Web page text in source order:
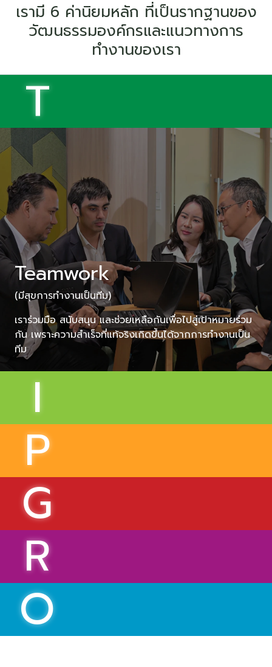
เรามี 6 ค่านิยมหลัก ที่เป็นรากฐานของ
วัฒนธรรมองค์กรและแนวทางการ
ทำงานของเรา
T
Teamwork
(มีสุขการทำงานเป็นทีม)
เราร่วมมือ สนับสนุน และช่วยเหลือกันเพื่อไปสู่เป้าหมายร่วม
กัน เพราะความสำเร็จที่แท้จริงเกิดขึ้นได้จากการทำงานเป็น
ทีม
I
P
G
R
O